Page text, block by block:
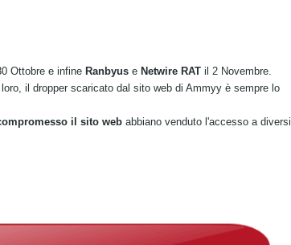
Ottobre e infine Ranbyus e Netwire RAT il 2 Novembre.
il dropper scaricato dal sito web di Ammyy è sempre lo
il sito web abbiano venduto l'accesso a diversi